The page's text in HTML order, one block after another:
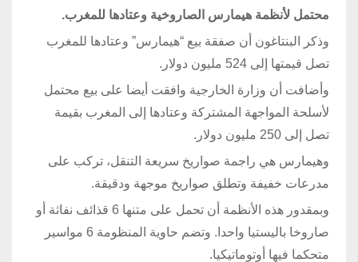
محتمل لأنظمة هيمارس الصاروخية وعتادها للمغرب.
وذكر البنتاغون أن صفقة بيع “هيمارس” وعتادها للمغرب
تصل قيمتها إلى 524 مليون دولار.
وأضافت أن وزارة الخارجية وافقت أيضا على بيع محتمل
لأسلحة المواجهة المشتركة وعتادها إلى المغرب بقيمة
تصل إلى 250 مليون دولار.
وهيمارس هي راجمة صواريخ سريعة التنقل، تركب على
مدرعات خفيفة وتطلق صواريخ موجهة ودقيقة.
وبمقدور هذه الأنظمة أن تحمل على متنها 6 قذائف نفاثة أو
صاروخا باليستيا واحدا. وتضم حاوية المنظومة 6 مواسير
متحكما فيها أوتوماتيكيا.